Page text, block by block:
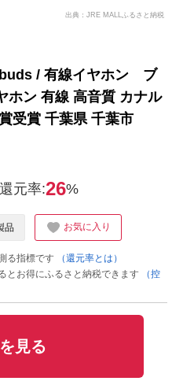
出典：JRE MALLふるさと納税
/ 有線イヤホン ブ
ン 有線 高音質 カナル
受賞 千葉県 千葉市
還元率:26%
品 お気に入り
る指標です
（還元率とは）
とお得にふるさと納税できます
（控
見る